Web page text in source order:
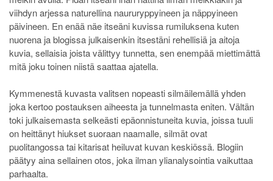
viihdyn arjessa naturellina naururyppyineen ja näppyineen
päivineen. En enää näe itseäni kuvissa rumiluksena kuten
nuorena ja blogissa julkaisenkin itsestäni rehellisiä ja aitoja
kuvia, sellaisia joista välittyy tunnetta, sen enempää miettimättä
mitä joku toinen niistä saattaa ajatella.
Kymmenestä kuvasta valitsen nopeasti silmäilemällä yhden
joka kertoo postauksen aiheesta ja tunnelmasta eniten. Vältän
toki julkaisemasta selkeästi epäonnistuneita kuvia, joissa tuuli
on heittänyt hiukset suoraan naamalle, silmät ovat
puolitangossa tai kitarisat heiluvat kuvan keskiössä. Blogiin
päätyy aina sellainen otos, joka ilman ylianalysointia vaikuttaa
parhaalta.